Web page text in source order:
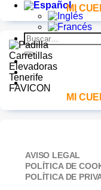
Buscar
por:
MI
MI
AVISO LEGAL
POLÍTICA DE
POLÍTICA DE